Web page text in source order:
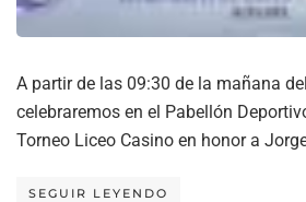
A partir de las 09:30 de la mañana
celebraremos en el Pabellón
Torneo Liceo Casino en honor a
SEGUIR LEYENDO